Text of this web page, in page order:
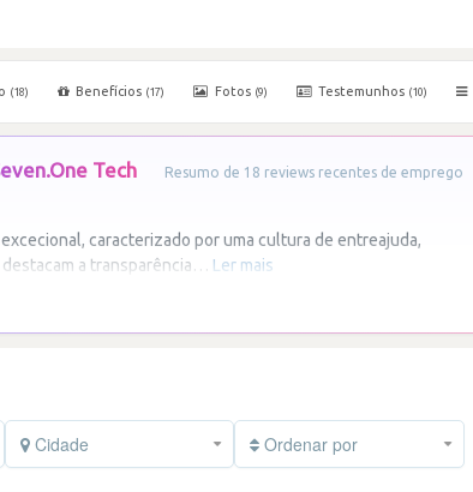
(18) Benefícios (17) Fotos (9) Testemunhos (10)
Tech
Resumo de 18 reviews recentes de emprego
caracterizado por uma cultura de entreajuda,
a transparência… Ler mais
Cidade Ordenar por